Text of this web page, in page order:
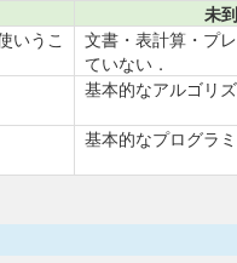
未
いうこ
文書・表計算・プ
ていない．
基本的なアルゴリ
基本的なプログラ